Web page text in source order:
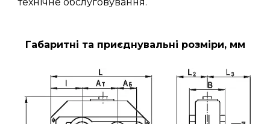
Габаритні та приєднувальні розміри, мм